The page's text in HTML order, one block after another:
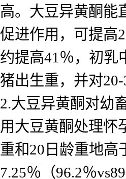
高。大豆异黄酮能
促进作用，可提高
约提高41％，初乳
猪出生重，并对
2.大豆异黄酮对幼
用大豆黄酮处理怀
重和20日龄重地高
7.25％（96.2％